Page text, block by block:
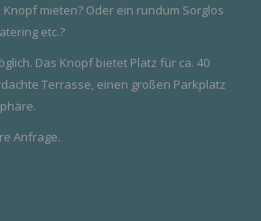
mieten? Oder ein rundum Sorglos
etc.?
Das Knopf bietet Platz für ca. 40
Terrasse, einen großen Parkplatz
Anfrage.